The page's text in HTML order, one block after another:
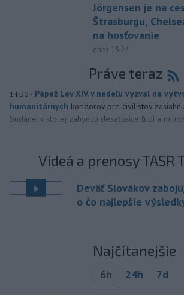
Jörgensen je na
Štrasburgu,
na hosťovanie
dnes 15:24
Práve teraz
14:30 - Pápež Lev XIV. v nedeľu vyzval na
humanitárnych koridorov pre civilistov
Sudáne, v ktorej zahynuli desaťtisíce ľudí a
Videá a prenosy TASR
Deväť Slovákov
o čo najlepšie
Najčítanejšie
6h 24h 7d